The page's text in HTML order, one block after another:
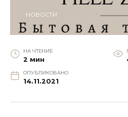
НОВОСТИ
НА ЧТЕНИЕ
2 мин
ОПУБЛИКОВАНО
14.11.2021